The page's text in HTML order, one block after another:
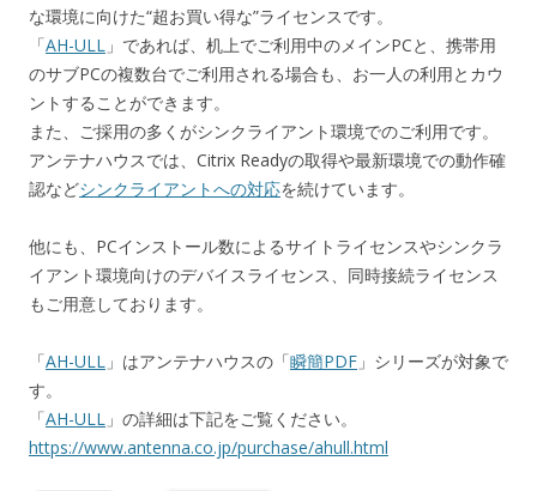
な環境に向けた“超お買い得な”ライセンスです。
「AH-ULL 」であれば、机上でご利用中のメインPCと、携帯用
のサブPCの複数台でご利用される場合も、お一人の利用とカウ
ントすることができます。
また、ご採用の多くがシンクライアント環境でのご利用です。
アンテナハウスでは、Citrix Readyの取得や最新環境での動作確
認などシンクライアントへの対応を続けています。
他にも、PCインストール数によるサイトライセンスやシンクラ
イアント環境向けのデバイスライセンス、同時接続ライセンス
もご用意しております。
「AH-ULL 」はアンテナハウスの「瞬簡PDF 」シリーズが対象で
す。
「AH-ULL 」の詳細は下記をご覧ください。
https://www.antenna.co.jp/purchase/ahull.html